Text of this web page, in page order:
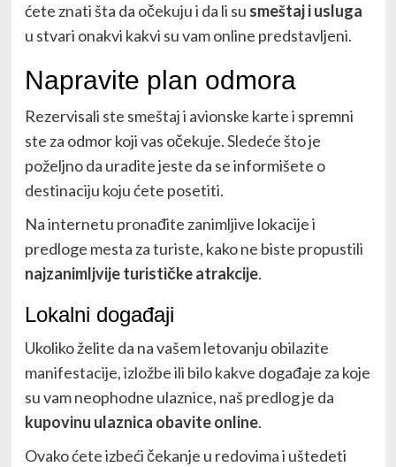
ćete znati šta da očekuju i da li su smeštaj i usluga
u stvari onakvi kakvi su vam online predstavljeni.
Napravite plan odmora
Rezervisali ste smeštaj i avionske karte i spremni
ste za odmor koji vas očekuje. Sledeće što je
poželjno da uradite jeste da se informišete o
destinaciju koju ćete posetiti.
Na internetu pronađite zanimljive lokacije i
predloge mesta za turiste, kako ne biste propustili
najzanimljvije turističke atrakcije.
Lokalni događaji
Ukoliko želite da na vašem letovanju obilazite
manifestacije, izložbe ili bilo kakve događaje za koje
su vam neophodne ulaznice, naš predlog je da
kupovinu ulaznica obavite online.
Ovako ćete izbeći čekanje u redovima i uštedeti